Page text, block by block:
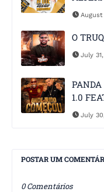
August
O
July
PANDA
1.0
July
POSTAR UM
0 Comentários